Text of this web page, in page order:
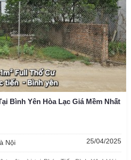
Bình Yên Hòa Lạc Giá Mềm Nhất
Nội 25/04/2025